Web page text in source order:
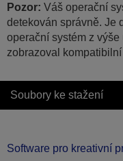
Pozor: Váš operační
detekován správně. Je
operační systém z
zobrazoval
Soubory ke stažení
Software pro kreativní